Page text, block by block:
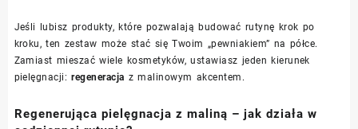
Jeśli lubisz produkty, które pozwalają budować rutynę krok po
kroku, ten zestaw może stać się Twoim „pewniakiem” na półce.
Zamiast mieszać wiele kosmetyków, ustawiasz jeden kierunek
pielęgnacji:regeneracja z malinowym akcentem.
Regenerująca pielęgnacja z maliną – jak działa w